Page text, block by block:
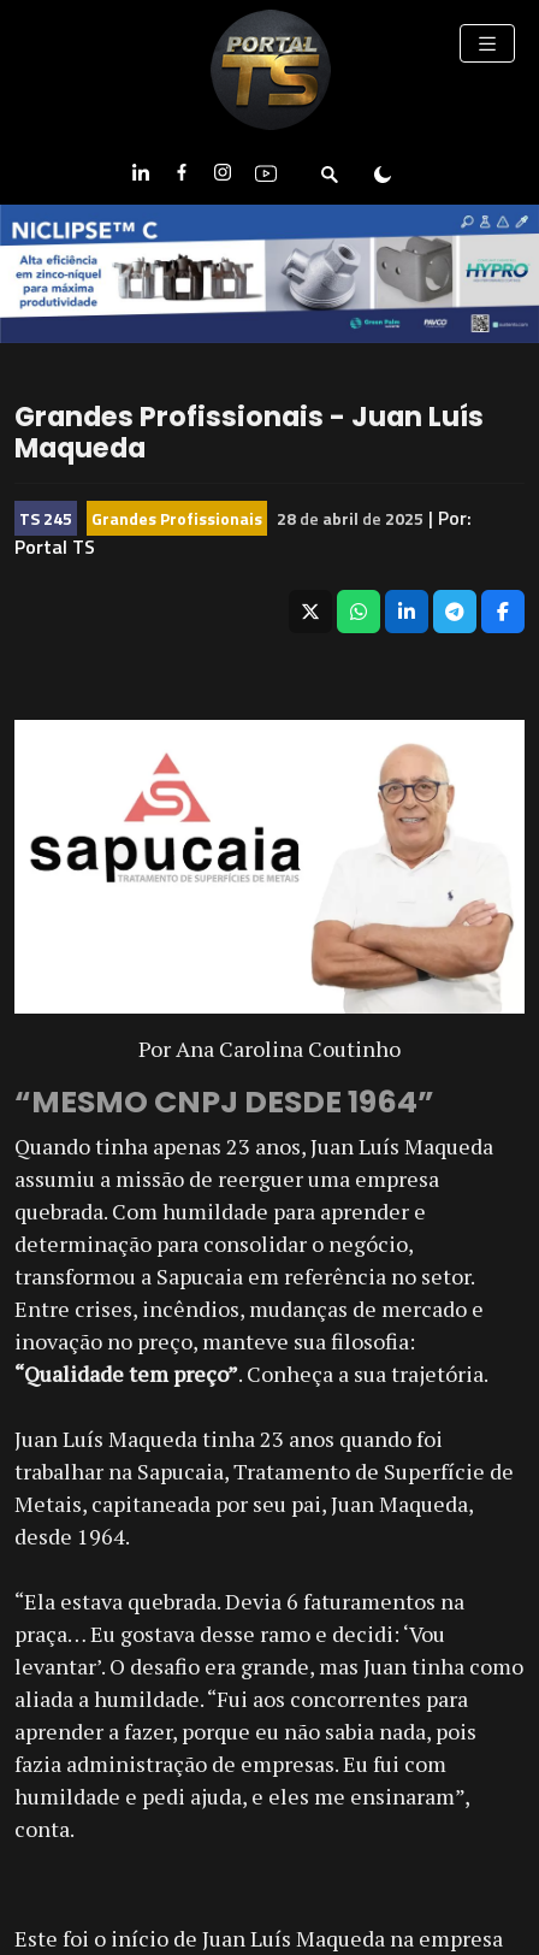
Grandes Profissionais - Juan Luís
Maqueda
TS 245 Grandes Profissionais 28de abril de 2025 | Por:
Portal TS
Por Ana Carolina Coutinho
“MESMO CNPJ DESDE 1964”
Quando tinha apenas 23 anos, Juan Luís Maqueda
assumiu a missão de reerguer uma empresa
quebrada. Com humildade para aprender e
determinação para consolidar o negócio,
transformou a Sapucaia em referência no setor.
Entre crises, incêndios, mudanças de mercado e
inovação no preço, manteve sua filosofia:
“Qualidade tem preço”. Conheça a sua trajetória.
Juan Luís Maqueda tinha 23 anos quando foi
trabalhar na Sapucaia, Tratamento de Superfície de
Metais, capitaneada por seu pai, Juan Maqueda,
desde 1964.
“Ela estava quebrada. Devia 6 faturamentos na
praça… Eu gostava desse ramo e decidi: ‘Vou
levantar’. O desafio era grande, mas Juan tinha como
aliada a humildade. “Fui aos concorrentes para
aprender a fazer, porque eu não sabia nada, pois
fazia administração de empresas. Eu fui com
humildade e pedi ajuda, e eles me ensinaram”,
conta.
Este foi o início de Juan Luís Maqueda na empresa